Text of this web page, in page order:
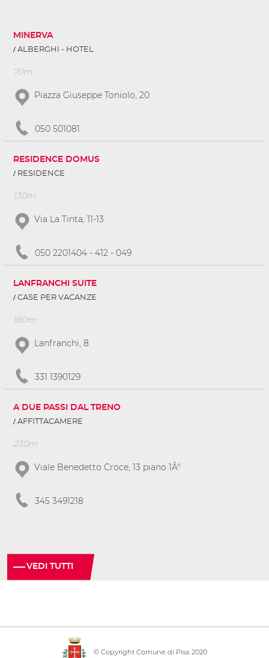
MINERVA
ALBERGHI - HOTEL
70m
Piazza Giuseppe Toniolo, 20
050 501081
RESIDENCE DOMUS
RESIDENCE
130m
Via La Tinta, 11-13
050 2201404 - 412 - 049
LANFRANCHI SUITE
CASE PER VACANZE
180m
Lanfranchi, 8
331 1390129
A DUE PASSI DAL TRENO
AFFITTACAMERE
230m
Viale Benedetto Croce, 13 piano 1Â°
345 3491218
VEDI TUTTI
© Copyright Comune di Pisa 2020